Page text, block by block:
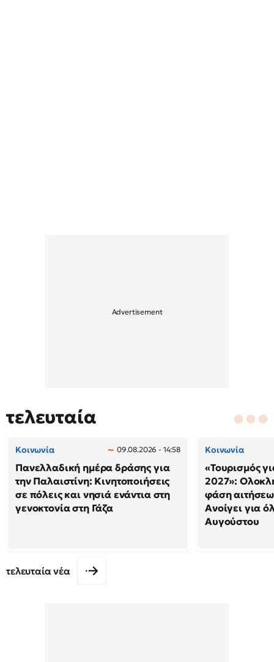
τελευταία
Κοινωνία 09.08.2026 - 14:58
Πανελλαδική ημέρα δράσης για
την Παλαιστίνη: Κινητοποιήσεις
σε πόλεις και νησιά ενάντια στη
γενοκτονία στη Γάζα
Κοινωνία
«Τουρισμός
2027»:
φάση
Ανοίγει για
Αυγούστου
τελευταία νέα